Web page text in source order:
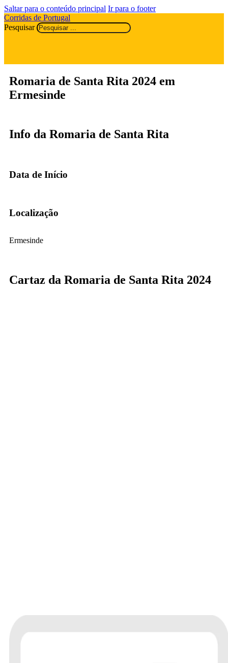
Saltar para o conteúdo principal Ir para o footer
Corridas de Portugal
Pesquisar
Romaria de Santa Rita 2024 em
Ermesinde
Info da Romaria de Santa Rita
Data de Início
Localização
Ermesinde
Cartaz da Romaria de Santa Rita 2024